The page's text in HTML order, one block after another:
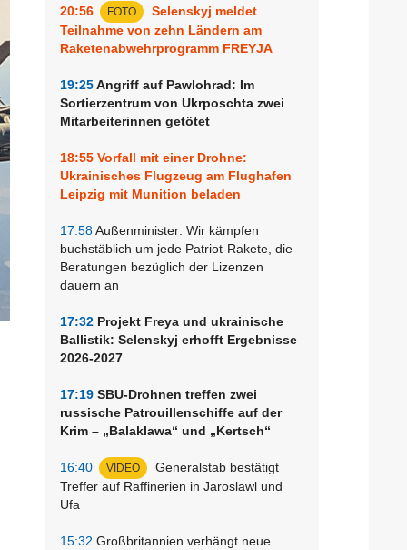
20:56 FOTO
Selenskyj meldet
Teilnahme von zehn Ländern am
Raketenabwehrprogramm FREYJA
19:25Angriff auf Pawlohrad: Im
Sortierzentrum von Ukrposchta zwei
Mitarbeiterinnen getötet
18:55 Vorfall mit einer Drohne:
Ukrainisches Flugzeug am Flughafen
Leipzig mit Munition beladen
17:58Außenminister: Wir kämpfen
buchstäblich um jede Patriot-Rakete, die
Beratungen bezüglich der Lizenzen
dauern an
17:32 Projekt Freya und ukrainische
Ballistik: Selenskyj erhofft Ergebnisse
2026-2027
17:19 SBU-Drohnen treffen zwei
russische Patrouillenschiffe auf der
Krim – „Balaklawa“ und „Kertsch“
16:40 VIDEO
Generalstab bestätigt
Treffer auf Raffinerien in Jaroslawl und
Ufa
15:32 Großbritannien verhängt neue